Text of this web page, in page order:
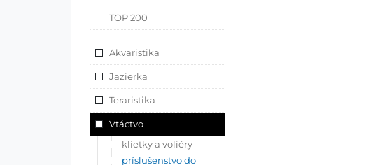
TOP 200
Akvaristika
Jazierka
Teraristika
Vtáctvo
klietky a voliéry
príslušenstvo do